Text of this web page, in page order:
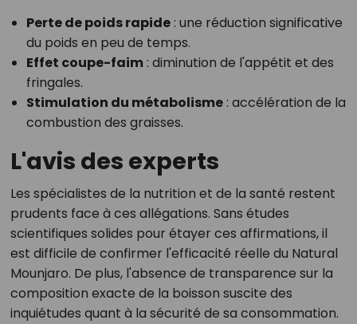
Perte de poids rapide: une réduction significative
du poids en peu de temps.
Effet coupe-faim: diminution de l'appétit et des
fringales.
Stimulation du métabolisme: accélération de la
combustion des graisses.
L'avis des experts
Les spécialistes de la nutrition et de la santé restent
prudents face à ces allégations. Sans études
scientifiques solides pour étayer ces affirmations, il
est difficile de confirmer l'efficacité réelle du Natural
Mounjaro. De plus, l'absence de transparence sur la
composition exacte de la boisson suscite des
inquiétudes quant à la sécurité de sa consommation.